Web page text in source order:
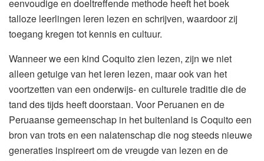
eenvoudige en doeltreffende methode heeft het boek
talloze leerlingen leren lezen en schrijven, waardoor zij
toegang kregen tot kennis en cultuur.
Wanneer we een kind Coquito zien lezen, zijn we niet
alleen getuige van het leren lezen, maar ook van het
voortzetten van een onderwijs- en culturele traditie die de
tand des tijds heeft doorstaan. Voor Peruanen en de
Peruaanse gemeenschap in het buitenland is Coquito een
bron van trots en een nalatenschap die nog steeds nieuwe
generaties inspireert om de vreugde van lezen en de